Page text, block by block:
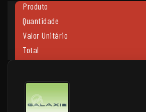
Produto
Quantidade
Valor Unitário
Total